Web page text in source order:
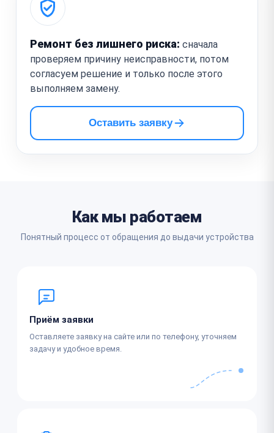
Ремонт без лишнего риска: сначала
проверяем причину неисправности, потом
согласуем решение и только после этого
выполняем замену.
Оставить заявку
Как мы работаем
Понятный процесс от обращения до выдачи устройства
Приём заявки
Оставляете заявку на сайте или по телефону, уточняем
задачу и удобное время.